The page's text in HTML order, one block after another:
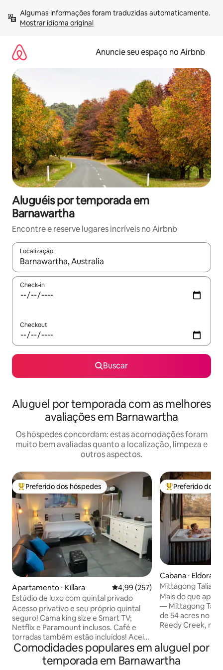
para
Mostrar idioma original
Anuncie seu espaço no Airbnb
Aluguéis por temporada em
Barnawartha
Encontre e reserve lugares incríveis no Airbnb
Localização
Quando os resultados estiverem disponíveis, explore-os
Check-in
Checkout
Buscar
Aluguel por temporada com as melhores
avaliações em Barnawartha
Os hóspedes concordam: estas acomodações foram
muito bem avaliadas quanto a localização, limpeza e
outros aspectos.
Entre os melhores preferidos dos hóspedes
Preferido dos hóspedes
Apartamento ⋅ Killara 4,99 de uma avaliação média de
4,99 (257)
Estúdio de luxo com quintal privado
Acesso privativo e seu próprio quintal
seguro! Cama king size e Smart TV;
Netflix e Paramount inclusos. Café e
torradas também estão incluídos! Aceita
animais de estimação e tem portinhola
para cachorros. Máquina de lavar e secar
roupa. Cozinha equipada; cooktop
Entre os
Preferido dos
Cabana ⋅ Eldorado
Mittagong Talia |
estreladas
Mais do que
— Mittagong Talia
de 54 acres no
Reedy Creek, no
Beechworth,
a relaxar e
banheira ao ar
Comodidades populares em aluguel por
temporada em Barnawartha